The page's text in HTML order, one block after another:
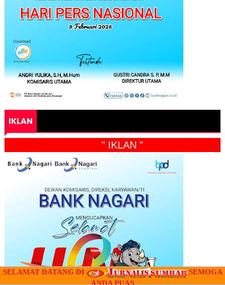
IKLAN
" IKLAN "
SELAMAT DATANG DI
SEMOGA
ANDA PUAS